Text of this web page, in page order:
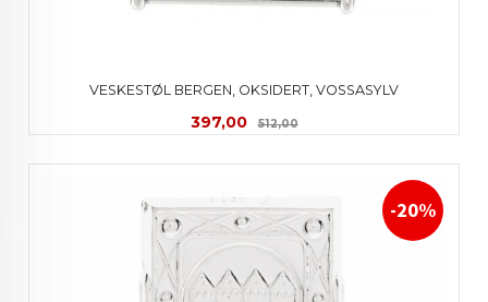
VESKESTØL BERGEN, OKSIDERT, VOSSASYLV
Tilbud
397,00 512,00Rabatt
-20%